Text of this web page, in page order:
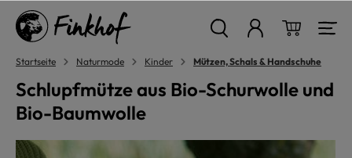
springen
Startseite Naturmode Kinder Mützen, Schals & Handschuhe
Schlupfmütze aus Bio-Schurwolle und
Bio-Baumwolle
Bildergalerie überspringen